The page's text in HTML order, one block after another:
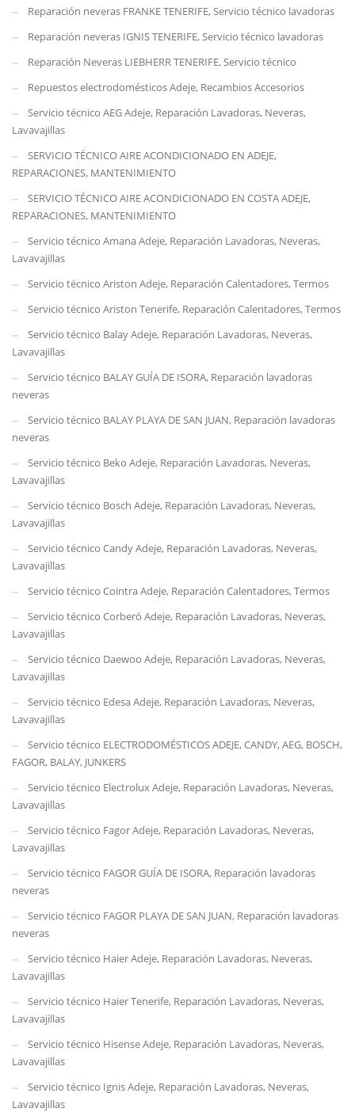
Reparación neveras FRANKE TENERIFE, Servicio técnico lavadoras
Reparación neveras IGNIS TENERIFE, Servicio técnico lavadoras
Reparación Neveras LIEBHERR TENERIFE, Servicio técnico
Repuestos electrodomésticos Adeje, Recambios Accesorios
Servicio técnico AEG Adeje, Reparación Lavadoras, Neveras,
Lavavajillas
SERVICIO TÉCNICO AIRE ACONDICIONADO EN ADEJE,
REPARACIONES, MANTENIMIENTO
SERVICIO TÉCNICO AIRE ACONDICIONADO EN COSTA ADEJE,
REPARACIONES, MANTENIMIENTO
Servicio técnico Amana Adeje, Reparación Lavadoras, Neveras,
Lavavajillas
Servicio técnico Ariston Adeje, Reparación Calentadores, Termos
Servicio técnico Ariston Tenerife, Reparación Calentadores, Termos
Servicio técnico Balay Adeje, Reparación Lavadoras, Neveras,
Lavavajillas
Servicio técnico BALAY GUÍA DE ISORA, Reparación lavadoras
neveras
Servicio técnico BALAY PLAYA DE SAN JUAN, Reparación lavadoras
neveras
Servicio técnico Beko Adeje, Reparación Lavadoras, Neveras,
Lavavajillas
Servicio técnico Bosch Adeje, Reparación Lavadoras, Neveras,
Lavavajillas
Servicio técnico Candy Adeje, Reparación Lavadoras, Neveras,
Lavavajillas
Servicio técnico Cointra Adeje, Reparación Calentadores, Termos
Servicio técnico Corberó Adeje, Reparación Lavadoras, Neveras,
Lavavajillas
Servicio técnico Daewoo Adeje, Reparación Lavadoras, Neveras,
Lavavajillas
Servicio técnico Edesa Adeje, Reparación Lavadoras, Neveras,
Lavavajillas
Servicio técnico ELECTRODOMÉSTICOS ADEJE, CANDY, AEG, BOSCH,
FAGOR, BALAY, JUNKERS
Servicio técnico Electrolux Adeje, Reparación Lavadoras, Neveras,
Lavavajillas
Servicio técnico Fagor Adeje, Reparación Lavadoras, Neveras,
Lavavajillas
Servicio técnico FAGOR GUÍA DE ISORA, Reparación lavadoras
neveras
Servicio técnico FAGOR PLAYA DE SAN JUAN, Reparación lavadoras
neveras
Servicio técnico Haier Adeje, Reparación Lavadoras, Neveras,
Lavavajillas
Servicio técnico Haier Tenerife, Reparación Lavadoras, Neveras,
Lavavajillas
Servicio técnico Hisense Adeje, Reparación Lavadoras, Neveras,
Lavavajillas
Servicio técnico Ignis Adeje, Reparación Lavadoras, Neveras,
Lavavajillas